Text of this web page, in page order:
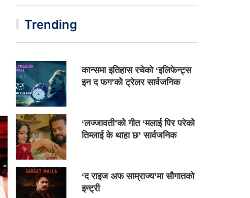
Trending
कान्समा इतिहास रचेको ‘इलिफेन्ट्स
इन द फग’को ट्रेलर सार्वजनिक
‘लज्जावती’को गीत ‘मलाई पिर परेको
तिम्लाई के थाहा छ’ सार्वजनिक
‘द राइज अफ साम्राज्य’मा सौगातको
इन्ट्री